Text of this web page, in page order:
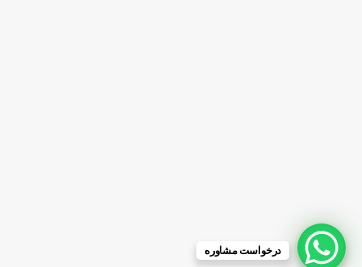
درخواست مشاوره